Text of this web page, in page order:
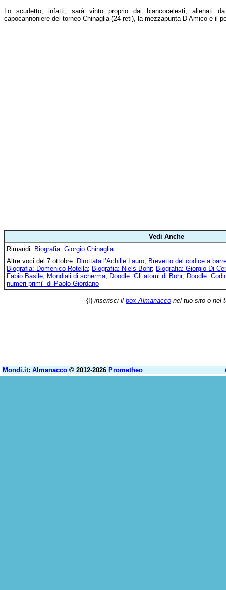
Lo scudetto, infatti, sarà vinto proprio dai biancocelesti, allenati
capocannoniere del torneo Chinaglia (24 reti), la mezzapunta D’Amico e il
Vedi Anche
Rimandi: Biografia: Giorgio Chinaglia
Altre voci del 7 ottobre: Dirottata l’Achille Lauro; Brevetto del codice a
Biografia: Domenico Rotella; Biografia: Niels Bohr; Biografia: Giorgio Di
Fabio Basile; Mondiali di scherma; Doodle: Gli atomi di Bohr; Doodle:
numeri primi" di Paolo Giordano
{!} inserisci il box Almanacco nel tuo sito o nel
Mondi.it: Almanacco © 2012-2026 Prometheo